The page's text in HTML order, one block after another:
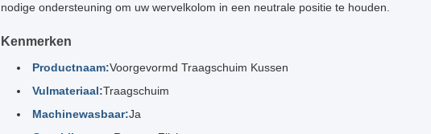
nodige ondersteuning om uw wervelkolom in een neutrale positie te houden.
Kenmerken
Productnaam:Voorgevormd Traagschuim Kussen
Vulmateriaal:Traagschuim
Machinewasbaar:Ja